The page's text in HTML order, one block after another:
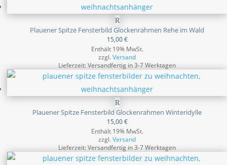
Plauener Spitze Fensterbild Glockenrahmen Rehe im Wald
15,00€
Enthält 19% MwSt.
zzgl.Versand
Lieferzeit: Versandfertig in 3-7 Werktagen
Plauener Spitze Fensterbild Glockenrahmen Winteridylle
15,00€
Enthält 19% MwSt.
zzgl.Versand
Lieferzeit: Versandfertig in 3-7 Werktagen